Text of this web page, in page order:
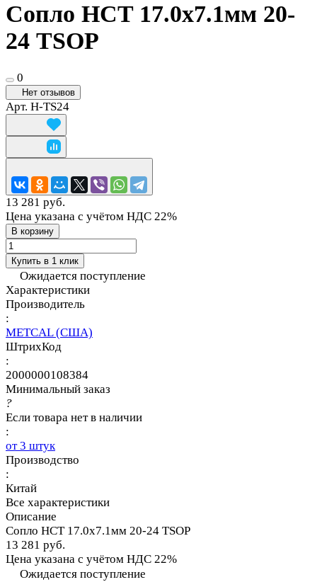
Сопло HCT 17.0х7.1мм 20-
24 TSOP
0
Нет отзывов
Арт. H-TS24
13 281 руб.
Цена указана с учётом НДС 22%
В корзину
Купить в 1 клик
Ожидается поступление
Характеристики
Производитель
:
METCAL (США)
ШтрихКод
:
2000000108384
Минимальный заказ
?
Если товара нет в наличии
:
от 3 штук
Производство
:
Китай
Все характеристики
Описание
Сопло HCT 17.0х7.1мм 20-24 TSOP
13 281 руб.
Цена указана с учётом НДС 22%
Ожидается поступление